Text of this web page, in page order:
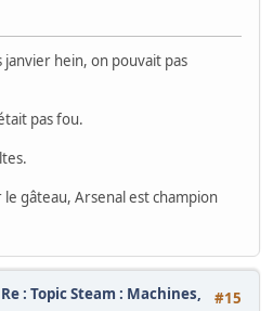
hein, on pouvait pas
pas fou.
gâteau, Arsenal est champion
#15
Re : Topic Steam : Machines,